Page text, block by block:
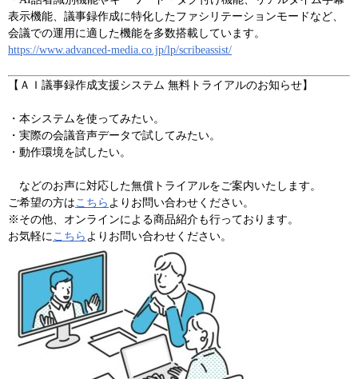
表示機能、議事録作成に特化したファシリテーションモードなど、
会議での運用に適した機能を多数搭載しています。
https://www.advanced-media.co.jp/lp/scribeassist/
【ＡＩ議事録作成支援システム 無料トライアルのお知らせ】
・本システムを使ってみたい。
・実際の会議音声データで試してみたい。
・動作環境を試したい。
などのお声に対応した無償トライアルをご案内いたします。
ご希望の方は こちら よりお問い合わせください。
※その他、オンラインによる商品紹介も行っております。
お気軽に こちら よりお問い合わせください。